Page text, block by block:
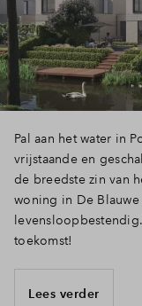
Pal aan het water in
vrijstaande en
de breedste zin van
woning in De Blauwe
toekomst!
Lees verder